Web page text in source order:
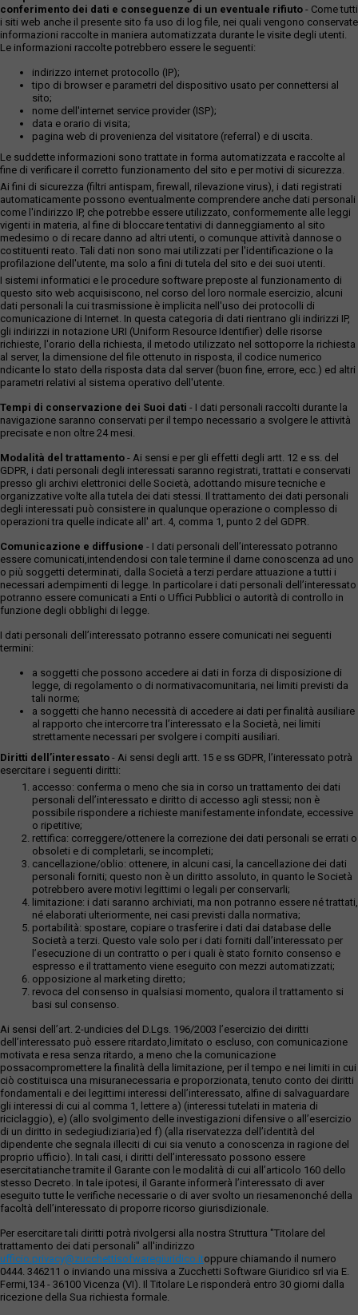
conferimento dei dati e conseguenze di un eventuale rifiuto - Come tutti
i siti web anche il presente sito fa uso di log file, nei quali vengono conservate
informazioni raccolte in maniera automatizzata durante le visite degli utenti.
Le informazioni raccolte potrebbero essere le seguenti:
indirizzo internet protocollo (IP);
tipo di browser e parametri del dispositivo usato per connettersi al
sito;
nome dell'internet service provider (ISP);
data e orario di visita;
pagina web di provenienza del visitatore (referral) e di uscita.
Le suddette informazioni sono trattate in forma automatizzata e raccolte al
fine di verificare il corretto funzionamento del sito e per motivi di sicurezza.
Ai fini di sicurezza (filtri antispam, firewall, rilevazione virus), i dati registrati
automaticamente possono eventualmente comprendere anche dati personali
come l'indirizzo IP, che potrebbe essere utilizzato, conformemente alle leggi
vigenti in materia, al fine di bloccare tentativi di danneggiamento al sito
medesimo o di recare danno ad altri utenti, o comunque attività dannose o
costituenti reato. Tali dati non sono mai utilizzati per l'identificazione o la
profilazione dell'utente, ma solo a fini di tutela del sito e dei suoi utenti.
I sistemi informatici e le procedure software preposte al funzionamento di
questo sito web acquisiscono, nel corso del loro normale esercizio, alcuni
dati personali la cui trasmissione è implicita nell'uso dei protocolli di
comunicazione di Internet. In questa categoria di dati rientrano gli indirizzi IP,
gli indirizzi in notazione URI (Uniform Resource Identifier) delle risorse
richieste, l'orario della richiesta, il metodo utilizzato nel sottoporre la richiesta
al server, la dimensione del file ottenuto in risposta, il codice numerico
ndicante lo stato della risposta data dal server (buon fine, errore, ecc.) ed altri
parametri relativi al sistema operativo dell'utente.
Tempi di conservazione dei Suoi dati - I dati personali raccolti durante la
navigazione saranno conservati per il tempo necessario a svolgere le attività
precisate e non oltre 24 mesi.
Modalità del trattamento - Ai sensi e per gli effetti degli artt. 12 e ss. del
GDPR, i dati personali degli interessati saranno registrati, trattati e conservati
presso gli archivi elettronici delle Società, adottando misure tecniche e
organizzative volte alla tutela dei dati stessi. Il trattamento dei dati personali
degli interessati può consistere in qualunque operazione o complesso di
operazioni tra quelle indicate all' art. 4, comma 1, punto 2 del GDPR.
Comunicazione e diffusione - I dati personali dell’interessato potranno
essere comunicati,intendendosi con tale termine il darne conoscenza ad uno
o più soggetti determinati, dalla Società a terzi perdare attuazione a tutti i
necessari adempimenti di legge. In particolare i dati personali dell’interessato
potranno essere comunicati a Enti o Uffici Pubblici o autorità di controllo in
funzione degli obblighi di legge.
I dati personali dell’interessato potranno essere comunicati nei seguenti
termini:
a soggetti che possono accedere ai dati in forza di disposizione di
legge, di regolamento o di normativacomunitaria, nei limiti previsti da
tali norme;
a soggetti che hanno necessità di accedere ai dati per finalità ausiliare
al rapporto che intercorre tra l’interessato e la Società, nei limiti
strettamente necessari per svolgere i compiti ausiliari.
Diritti dell’interessato - Ai sensi degli artt. 15 e ss GDPR, l’interessato potrà
esercitare i seguenti diritti:
accesso: conferma o meno che sia in corso un trattamento dei dati
personali dell’interessato e diritto di accesso agli stessi; non è
possibile rispondere a richieste manifestamente infondate, eccessive
o ripetitive;
rettifica: correggere/ottenere la correzione dei dati personali se errati o
obsoleti e di completarli, se incompleti;
cancellazione/oblio: ottenere, in alcuni casi, la cancellazione dei dati
personali forniti; questo non è un diritto assoluto, in quanto le Società
potrebbero avere motivi legittimi o legali per conservarli;
limitazione: i dati saranno archiviati, ma non potranno essere né trattati,
né elaborati ulteriormente, nei casi previsti dalla normativa;
portabilità: spostare, copiare o trasferire i dati dai database delle
Società a terzi. Questo vale solo per i dati forniti dall’interessato per
l’esecuzione di un contratto o per i quali è stato fornito consenso e
espresso e il trattamento viene eseguito con mezzi automatizzati;
opposizione al marketing diretto;
revoca del consenso in qualsiasi momento, qualora il trattamento si
basi sul consenso.
Ai sensi dell’art. 2-undicies del D.Lgs. 196/2003 l’esercizio dei diritti
dell’interessato può essere ritardato,limitato o escluso, con comunicazione
motivata e resa senza ritardo, a meno che la comunicazione
possacompromettere la finalità della limitazione, per il tempo e nei limiti in cui
ciò costituisca una misuranecessaria e proporzionata, tenuto conto dei diritti
fondamentali e dei legittimi interessi dell’interessato, alfine di salvaguardare
gli interessi di cui al comma 1, lettere a) (interessi tutelati in materia di
riciclaggio), e) (allo svolgimento delle investigazioni difensive o all’esercizio
di un diritto in sedegiudiziaria)ed f) (alla riservatezza dell’identità del
dipendente che segnala illeciti di cui sia venuto a conoscenza in ragione del
proprio ufficio). In tali casi, i diritti dell’interessato possono essere
esercitatianche tramite il Garante con le modalità di cui all’articolo 160 dello
stesso Decreto. In tale ipotesi, il Garante informerà l’interessato di aver
eseguito tutte le verifiche necessarie o di aver svolto un riesamenonché della
facoltà dell’interessato di proporre ricorso giurisdizionale.
Per esercitare tali diritti potrà rivolgersi alla nostra Struttura "Titolare del
trattamento dei dati personali" all'indirizzo
ufficio.privacy@zucchettisofwaregiuridico.itoppure chiamando il numero
0444. 346211 o inviando una missiva a Zucchetti Software Giuridico srl via E.
Fermi,134 - 36100 Vicenza (VI). Il Titolare Le risponderà entro 30 giorni dalla
ricezione della Sua richiesta formale.